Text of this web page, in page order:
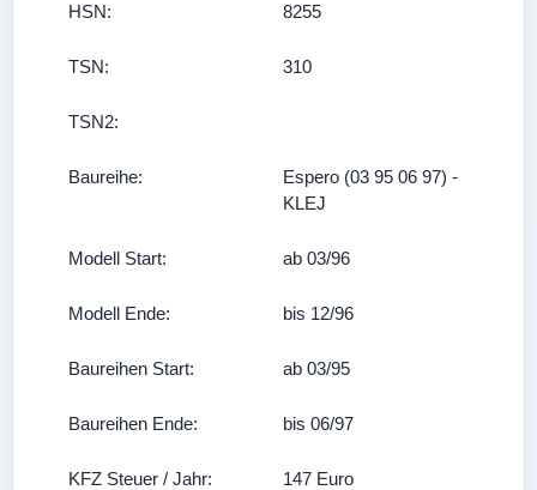
HSN: 8255
TSN: 310
TSN2:
Baureihe:
Espero (03 95 06 97) -
KLEJ
Modell Start: ab 03/96
Modell Ende: bis 12/96
Baureihen Start: ab 03/95
Baureihen Ende: bis 06/97
KFZ Steuer / Jahr: 147 Euro